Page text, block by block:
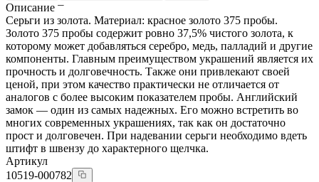
Описание
Серьги из золота. Материал: красное золото 375 пробы.
Золото 375 пробы содержит ровно 37,5% чистого золота, к
которому может добавляться серебро, медь, палладий и другие
компоненты. Главным преимуществом украшений является их
прочность и долговечность. Также они привлекают своей
ценой, при этом качество практически не отличается от
аналогов с более высоким показателем пробы. Английский
замок — один из самых надежных. Его можно встретить во
многих современных украшениях, так как он достаточно
прост и долговечен. При надевании серьги необходимо вдеть
штифт в швензу до характерного щелчка.
Артикул
10519-000782